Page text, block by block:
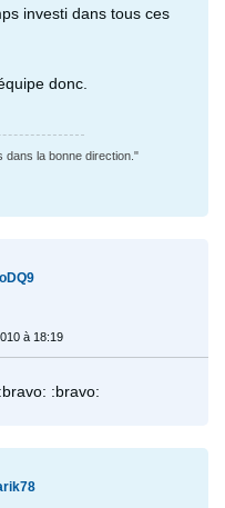
investi dans tous ces
donc.
dans la bonne direction."
à 18:19
:bravo: